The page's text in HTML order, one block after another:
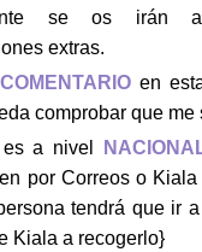
se os irán
extras.
COMENTARIOen
comprobar que me
a nivel
por Correos o
tendrá que ir
Kiala a recogerlo}